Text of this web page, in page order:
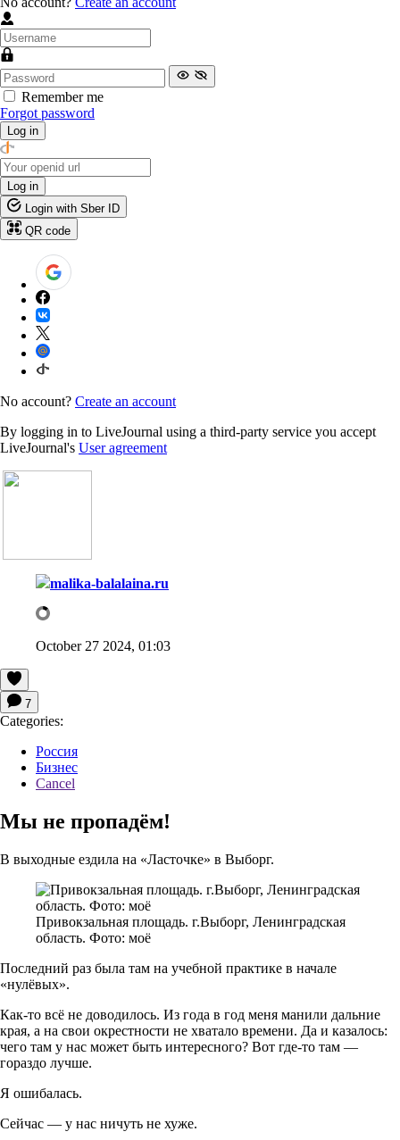
Remember me
Forgot password
Log in
Log in
Login with Sber ID
QR code
No account? Create an account
By logging in to LiveJournal using a third-party service you accept
LiveJournal's User agreement
malika-balalaina.ru
October 27 2024, 01:03
7
Categories:
Россия
Бизнес
Cancel
Мы не пропадём!
В выходные ездила на «Ласточке» в Выборг.
Привокзальная площадь. г.Выборг, Ленинградская
область. Фото: моё
Последний раз была там на учебной практике в начале
«нулёвых».
Как-то всё не доводилось. Из года в год меня манили дальние
края, а на свои окрестности не хватало времени. Да и казалось:
чего там у нас может быть интересного? Вот где-то там —
гораздо лучше.
Я ошибалась.
Сейчас — у нас ничуть не хуже.